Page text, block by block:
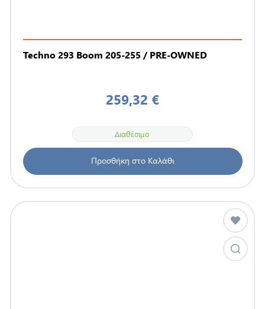
Techno 293 Boom 205-255 / PRE-OWNED
259,32 €
Διαθέσιμο
Προσθήκη στο Καλάθι